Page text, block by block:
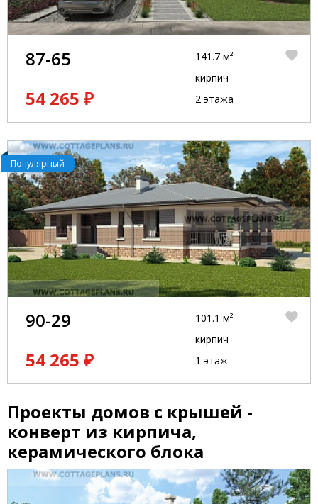
87-65
54 265 ₽
141.7 м²
кирпич
2 этажа
Популярный
90-29
54 265 ₽
101.1 м²
кирпич
1 этаж
Проекты домов с крышей -
конверт из кирпича,
керамического блока